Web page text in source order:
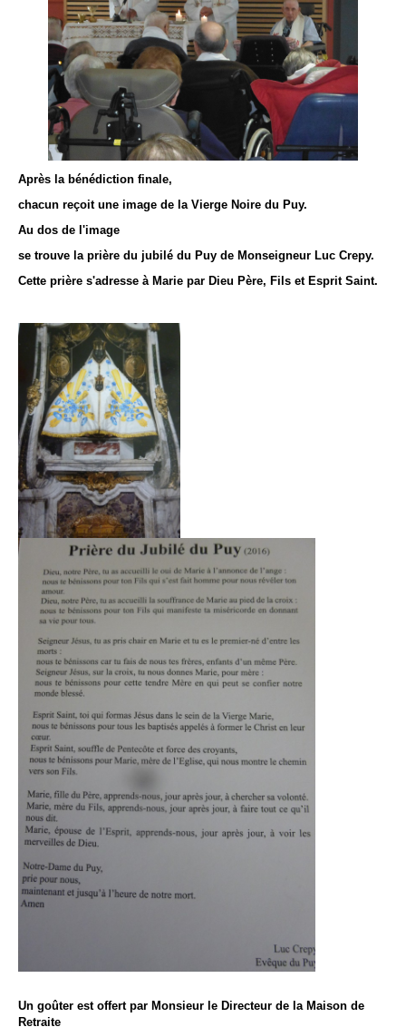
Après la bénédiction finale,
chacun reçoit une image de la Vierge Noire du Puy.
Au dos de l'image
se trouve la prière du jubilé du Puy de Monseigneur Luc Crepy.
Cette prière s'adresse à Marie par Dieu Père, Fils et Esprit Saint.
Un goûter est offert par Monsieur le Directeur de la Maison de
Retraite